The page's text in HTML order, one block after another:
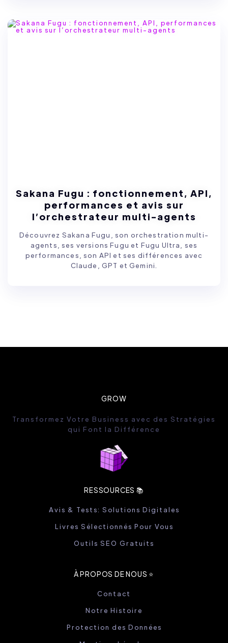
Sakana Fugu : fonctionnement, API,
performances et avis sur
l’orchestrateur multi-agents
Découvrez Sakana Fugu, son orchestration multi-
agents, ses versions Fugu et Fugu Ultra, ses
performances, son API et ses différences avec
Claude, GPT et Gemini.
GROW
Transformez Votre Business avec des Stratégies
qui Font la Différence
RESSOURCES 📚
Avis & Tests: Solutions Digitales
Livres Sélectionnés Pour Vous
Outils SEO Gratuits
À PROPOS DE NOUS ⭐️
Contact
Notre Histoire
Protection des Données